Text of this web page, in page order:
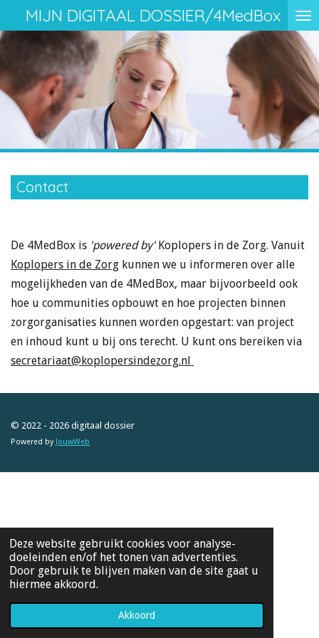
Deze website gebruikt cookies voor analyse-
doeleinden en/of het tonen van advertenties.
Door gebruik te blijven maken van de site gaat u
hiermee akkoord.
Akkoord
de
hoofdinhoud
MIJN DIGITAAL DOSSIER/4MedBox
Contact
De 4MedBox is 'powered by'Koplopers in de Zorg. Vanuit
Koplopers in de Zorg kunnen we u informeren over alle
mogelijkheden van de 4MedBox, maar bijvoorbeeld ook
hoe u communities opbouwt en hoe projecten binnen
zorgorganisaties kunnen worden opgestart: van project
en inhoud kunt u bij ons terecht. U kunt ons bereiken via
secretariaat@koplopersindezorg.nl
© 2022 - 2026 digitaal dossier
Powered by JouwWeb